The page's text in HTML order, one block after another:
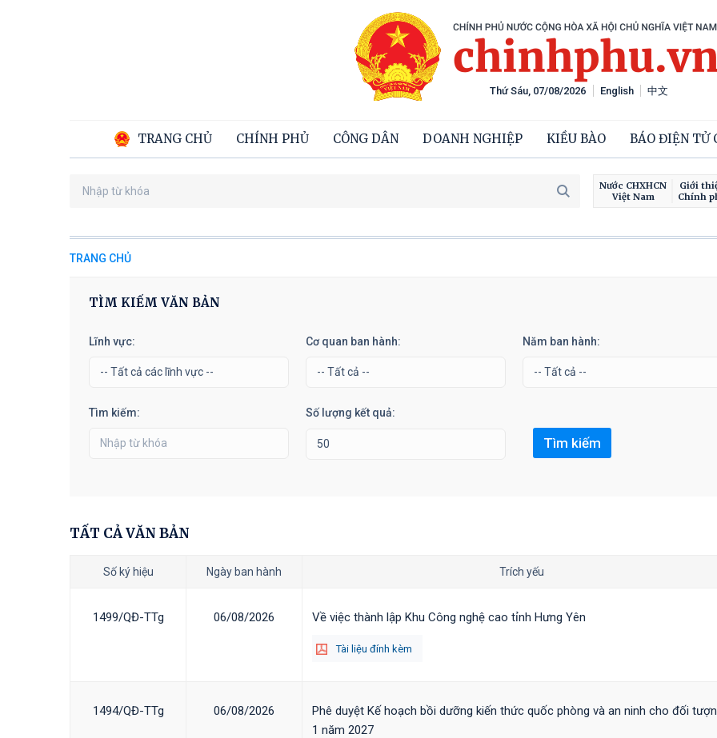
English 中文
TRANG CHỦ CHÍNH PHỦ CÔNG DÂN DOANH NGHIỆP KIỀU BÀO BÁO ĐIỆN TỬ
Thứ Sáu, 07/08/2026
Nước CHXHCN
Việt Nam
Giới
Chính
TRANG CHỦ
TÌM KIẾM VĂN BẢN
Lĩnh vực: Cơ quan ban hành: Năm ban hành:
Tìm kiếm: Số lượng kết quả:
TẤT CẢ VĂN BẢN
Số ký hiệu Ngày ban hành Trích yếu
1499/QĐ-TTg 06/08/2026 Về việc thành lập Khu Công nghệ cao tỉnh Hưng Yên
Tài liệu đính kèm
1494/QĐ-TTg 06/08/2026
Phê duyệt Kế hoạch bồi dưỡng kiến thức quốc phòng và an ninh cho đối
1 năm 2027